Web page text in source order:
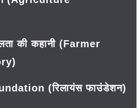
की कहानी (Farmer
(रिलायंस फाउंडेशन)